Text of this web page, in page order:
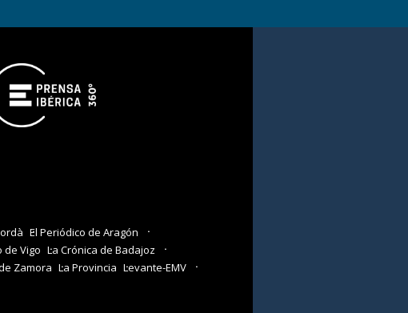
El Periódico de Aragón
de Vigo La Crónica de Badajoz
Zamora La Provincia Levante-EMV